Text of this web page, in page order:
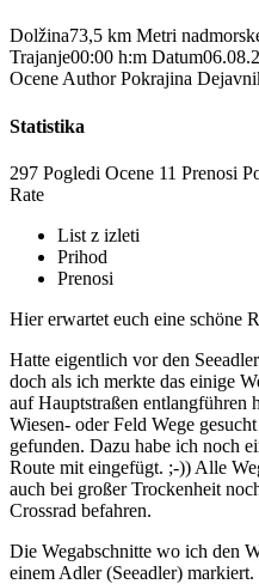
Dolžina73,5 km Metri
Trajanje00:00 h:m Datum
Ocene Author Pokrajina
Statistika
297 Pogledi Ocene 11 Prenosi
Rate
List z izleti
Prihod
Prenosi
Hier erwartet euch eine schöne
Hatte eigentlich vor den
doch als ich merkte das einige
auf Hauptstraßen entlangführen
Wiesen- oder Feld Wege
gefunden. Dazu habe ich noch
Route mit eingefügt. ;-)) Alle
auch bei großer Trockenheit
Crossrad befahren.
Die Wegabschnitte wo ich den
einem Adler (Seeadler) markiert.